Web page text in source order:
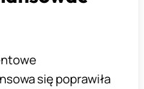
się poprawiła